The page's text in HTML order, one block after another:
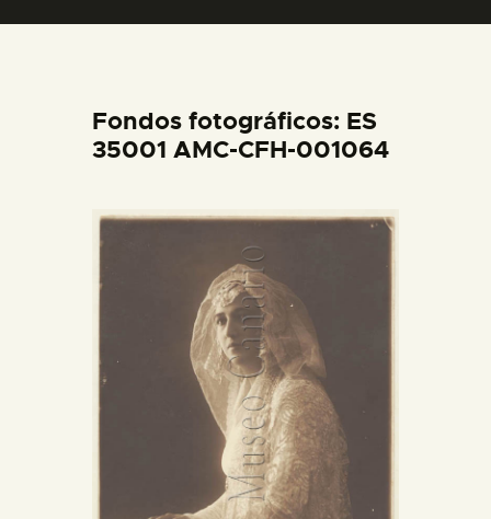
DIDÁCTICA
PREPARAR LA VISITA
ACTIVIDADES
█
COLECCIONES
Fondos fotográficos: ES
35001 AMC-CFH-001064